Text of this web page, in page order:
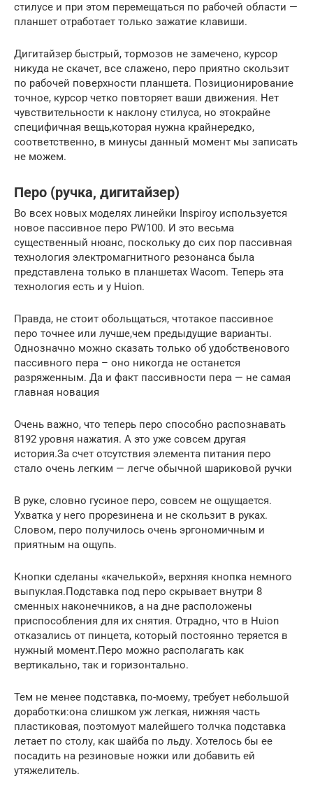
стилусе и при этом перемещаться по рабочей области —
планшет отработает только зажатие клавиши.
Дигитайзер быстрый, тормозов не замечено, курсор
никуда не скачет, все слажено, перо приятно скользит
по рабочей поверхности планшета. Позиционирование
точное, курсор четко повторяет ваши движения. Нет
чувствительности к наклону стилуса, но этокрайне
специфичная вещь,которая нужна крайнередко,
соответственно, в минусы данный момент мы записать
не можем.
Перо (ручка, дигитайзер)
Во всех новых моделях линейки Inspiroy используется
новое пассивное перо PW100. И это весьма
существенный нюанс, поскольку до сих пор пассивная
технология электромагнитного резонанса была
представлена только в планшетах Wacom. Теперь эта
технология есть и у Huion.
Правда, не стоит обольщаться, чтотакое пассивное
перо точнее или лучше,чем предыдущие варианты.
Однозначно можно сказать только об удобственового
пассивного пера – оно никогда не останется
разряженным. Да и факт пассивности пера — не самая
главная новация
Очень важно, что теперь перо способно распознавать
8192 уровня нажатия. А это уже совсем другая
история.За счет отсутствия элемента питания перо
стало очень легким — легче обычной шариковой ручки
В руке, словно гусиное перо, совсем не ощущается.
Ухватка у него прорезинена и не скользит в руках.
Словом, перо получилось очень эргономичным и
приятным на ощупь.
Кнопки сделаны «качелькой», верхняя кнопка немного
выпуклая.Подставка под перо скрывает внутри 8
сменных наконечников, а на дне расположены
приспособления для их снятия. Отрадно, что в Huion
отказались от пинцета, который постоянно теряется в
нужный момент.Перо можно располагать как
вертикально, так и горизонтально.
Тем не менее подставка, по-моему, требует небольшой
доработки:она слишком уж легкая, нижняя часть
пластиковая, поэтомуот малейшего толчка подставка
летает по столу, как шайба по льду. Хотелось бы ее
посадить на резиновые ножки или добавить ей
утяжелитель.